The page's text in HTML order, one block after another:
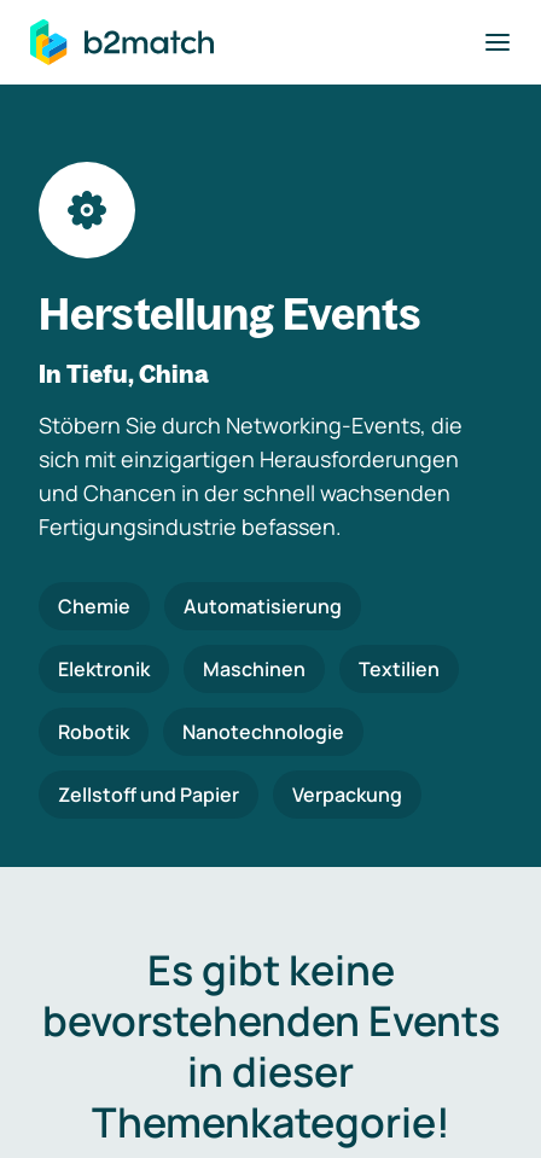
springen
Herstellung Events
In Tiefu, China
Stöbern Sie durch Networking-Events, die
sich mit einzigartigen Herausforderungen
und Chancen in der schnell wachsenden
Fertigungsindustrie befassen.
Chemie Automatisierung
Elektronik Maschinen Textilien
Robotik Nanotechnologie
Zellstoff und Papier Verpackung
Es gibt keine
bevorstehenden Events
in dieser
Themenkategorie!